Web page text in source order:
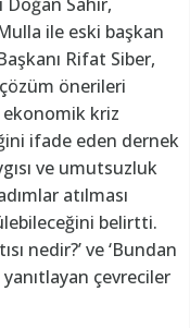
Doğan Sahir,
ile eski başkan
Rifat Siber,
önerileri
kriz
ifade eden dernek
ve umutsuzluk
atılması
belirtti.
nedir?’ ve ‘Bundan
yanıtlayan çevreciler